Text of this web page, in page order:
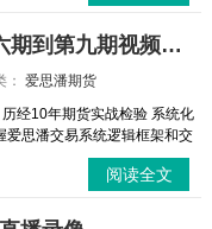
爱思潘系统化交易策略实训营第六期到第九期视频课程
： 爱思潘期货
经10年期货实战检验 系统化
爱思潘交易系统逻辑框架和交
阅读全文